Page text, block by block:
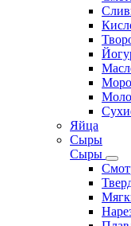
Яйца
Сыры
Сыры